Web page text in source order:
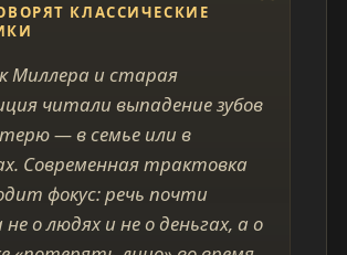
КЛАССИЧЕСКИЕ
Миллера и старая
читали выпадение зубов
— в семье или в
Современная трактовка
фокус: речь почти
не о людях и не о деньгах, а о